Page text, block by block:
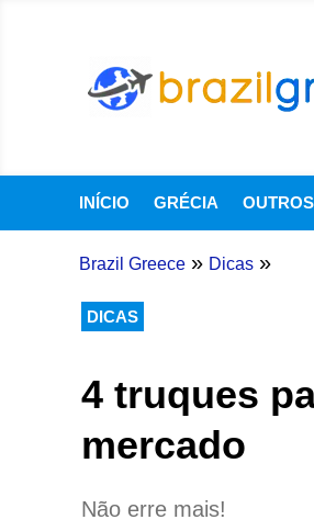
INÍCIO GRÉCIA
Brazil Greece » Dicas »
DICAS
4 truques
mercado
Não erre mais!